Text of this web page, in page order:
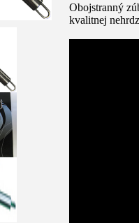
Obojstranný
kvalitnej